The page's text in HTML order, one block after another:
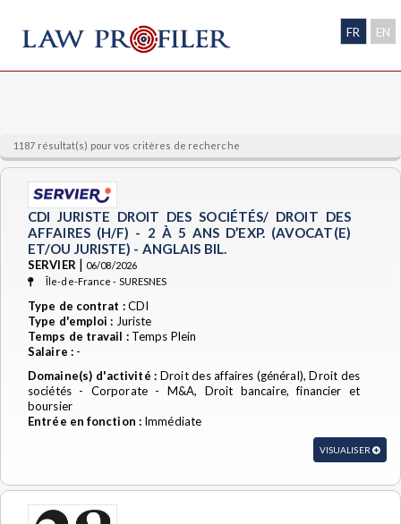
FR EN
1187 résultat(s) pour vos critères de recherche
CDI JURISTE DROIT DES SOCIÉTÉS/ DROIT DES
AFFAIRES (H/F) - 2 À 5 ANS D’EXP. (AVOCAT(E)
ET/OU JURISTE) - ANGLAIS BIL.
SERVIER | 06/08/2026
Île-de-France - SURESNES
Type de contrat :CDI
Type d'emploi : Juriste
Temps de travail :Temps Plein
Salaire :-
Domaine(s) d'activité : Droit des affaires (général), Droit des
sociétés - Corporate - M&A, Droit bancaire, financier et
boursier
Entrée en fonction : Immédiate
VISUALISER